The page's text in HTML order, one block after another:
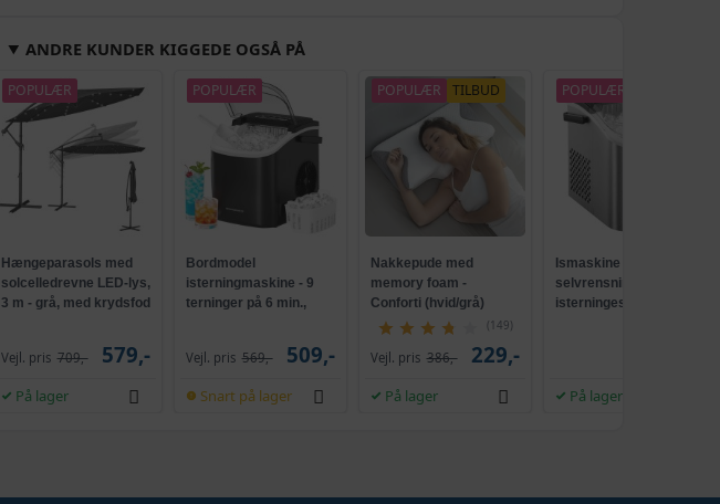
Beige - 100 x 230 cm
442,-
309,-
Grå - 100 x 230 cm 319,-
Sort - 120 x 175 cm
349,-
Beige - 140 x 230 cm
522,-
329,-
Beige - 120 x 230 cm
400,-
339,-
ANDRE KUNDER KIGGEDE OGSÅ PÅ
POPULÆR
Hængeparasols med
solcelledrevne LED-lys,
3 m - grå, med krydsfod
Vejl. pris 709,- 579,-
På lager
POPULÆR
Bordmodel
isterningmaskine - 9
terninger på 6 min.,
Vejl. pris 569,- 509,-
Snart på lager
POPULÆR TILBUD
Nakkepude med
memory foam -
Conforti (hvid/grå)
(149)
Vejl. pris 386,- 229,-
På lager
POPULÆR
Ismaskine med
selvrensning, 2
isterningestørrelser, 12
På lager